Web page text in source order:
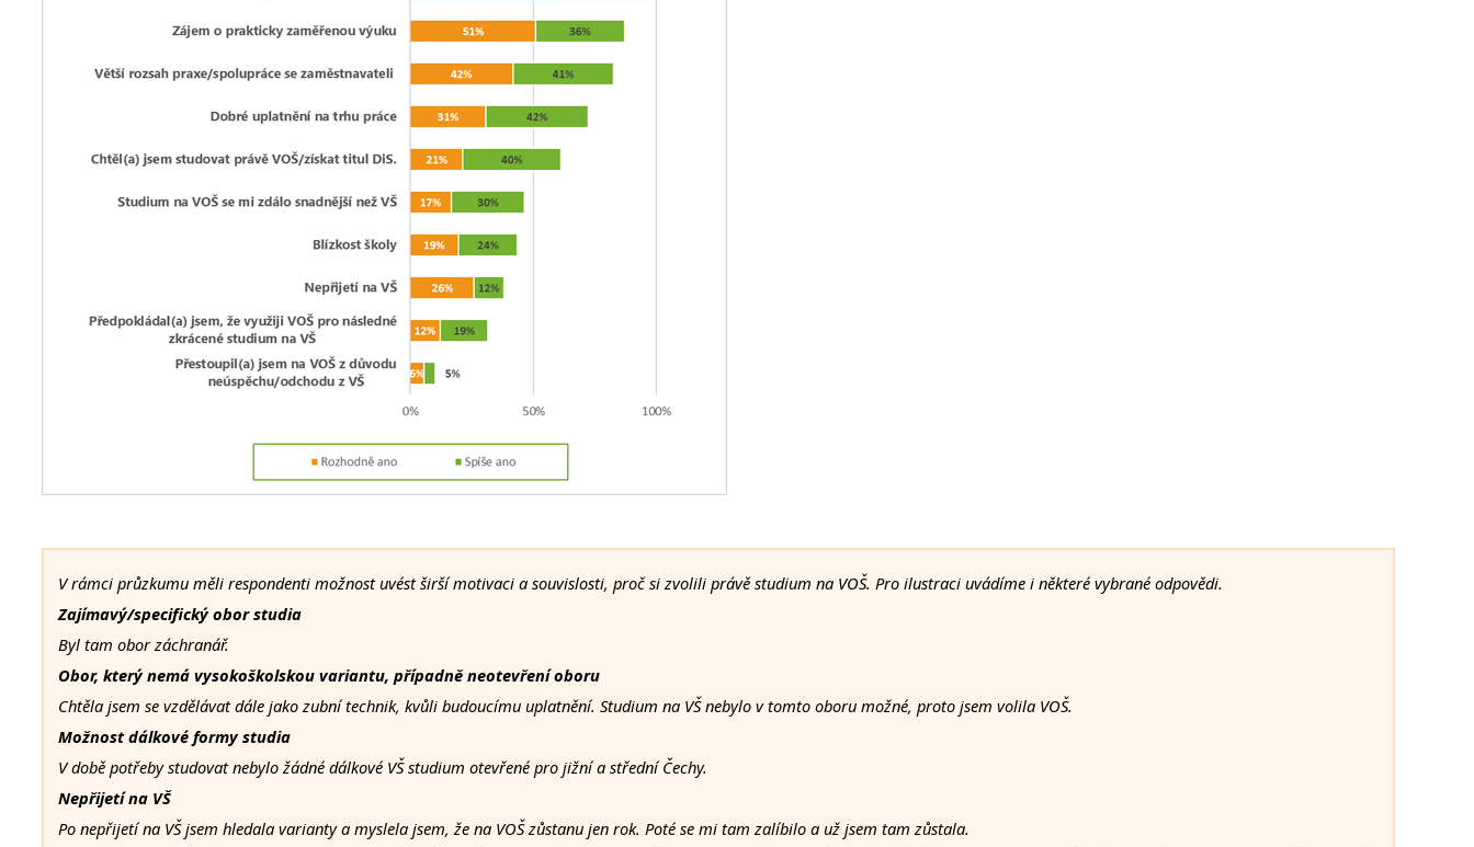
V rámci průzkumu měli respondenti možnost uvést širší motivaci a souvislosti, proč si zvolili právě studium na VOŠ. Pro ilustraci uvádíme i některé vybrané odpovědi.
Zajímavý/specifický obor studia
Byl tam obor záchranář.
Obor, který nemá vysokoškolskou variantu, případně neotevření oboru
Chtěla jsem se vzdělávat dále jako zubní technik, kvůli budoucímu uplatnění. Studium na VŠ nebylo v tomto oboru možné, proto jsem volila VOŠ.
Možnost dálkové formy studia
V době potřeby studovat nebylo žádné dálkové VŠ studium otevřené pro jižní a střední Čechy.
Nepřijetí na VŠ
Po nepřijetí na VŠ jsem hledala varianty a myslela jsem, že na VOŠ zůstanu jen rok. Poté se mi tam zalíbilo a už jsem tam zůstala.